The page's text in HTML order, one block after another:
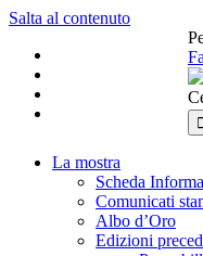
Salta al contenuto
La mostra
Scheda
Comunicati
Albo d’Oro
Edizioni